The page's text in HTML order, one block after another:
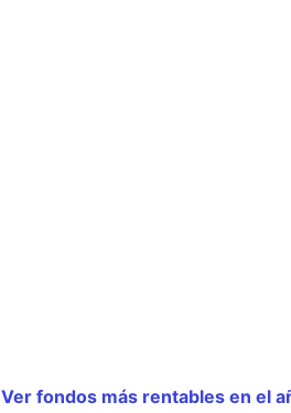
Ver fondos más rentables en el